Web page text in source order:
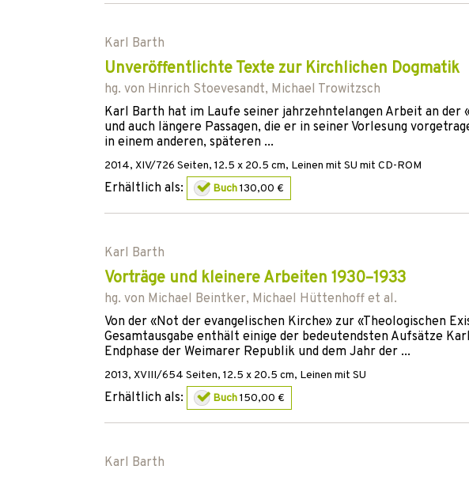
Karl Barth
Unveröffentlichte Texte zur Kirchlichen Dogmatik
hg. von Hinrich Stoevesandt, Michael Trowitzsch
Karl Barth hat im Laufe seiner jahrzehntelangen Arbeit an
und auch längere Passagen, die er in seiner Vorlesung
in einem anderen, späteren ...
2014, XIV/726 Seiten, 12.5 x 20.5 cm, Leinen mit SU mit CD-ROM
Erhältlich als: Buch130,00 €
Karl Barth
Vorträge und kleinere Arbeiten 1930–1933
hg. von Michael Beintker, Michael Hüttenhoff et al.
Von der «Not der evangelischen Kirche» zur «Theologischen
Gesamtausgabe enthält einige der bedeutendsten Aufsätze
Endphase der Weimarer Republik und dem Jahr der ...
2013, XVIII/654 Seiten, 12.5 x 20.5 cm, Leinen mit SU
Erhältlich als: Buch150,00 €
Karl Barth